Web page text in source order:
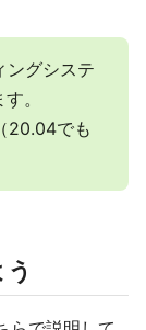
ングシステ
。
20.04でも